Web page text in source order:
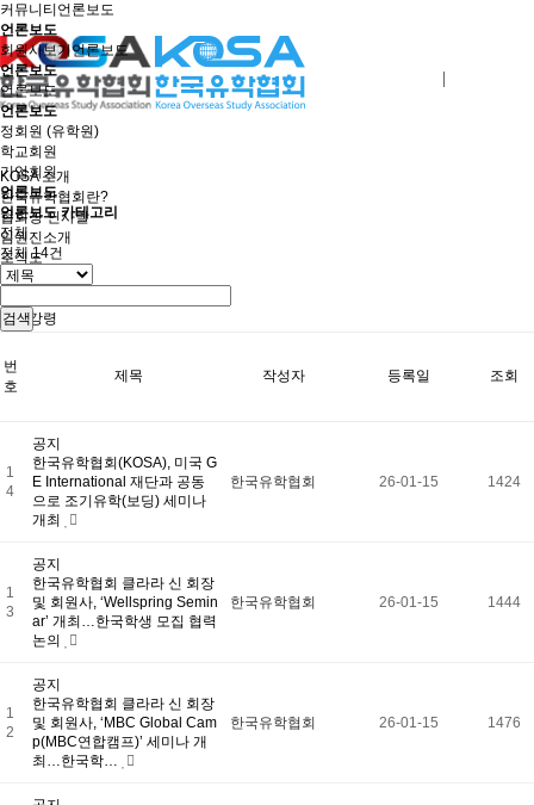
KOSA 소개
한국유학협회란?
협회장 인사말
임원진소개
조직도
역대회장단
윤리강령
회원사인증
오시는길
학교회원
기업회원
학교인증제
학교인증제란
KOSA AWARD
유학프로그램
유학신문고
유학신문고
커뮤니티
NEWS/NOTICE
메뉴 백그라운드
KOSA 소개
한국유학협회란
협회장 인사말
커뮤니티 언론보도
언론보도
회원사보기언론보도
언론보도
언론보도
언론보도
정회원 (유학원)
학교회원
기업회원
언론보도
언론보도 카테고리
전체
전체14건
검색
번
호
제목 작성자 등록일 조회
1
4
공지
한국유학협회(KOSA), 미국 G
E International 재단과 공동
으로 조기유학(보딩) 세미나
개최
한국유학협회 26-01-15 1424
1
3
공지
한국유학협회 클라라 신 회장
및 회원사, ‘Wellspring Semin
ar’ 개최…한국학생 모집 협력
논의
한국유학협회 26-01-15 1444
1
2
공지
한국유학협회 클라라 신 회장
및 회원사, ‘MBC Global Cam
p(MBC연합캠프)’ 세미나 개
최…한국학…
한국유학협회 26-01-15 1476